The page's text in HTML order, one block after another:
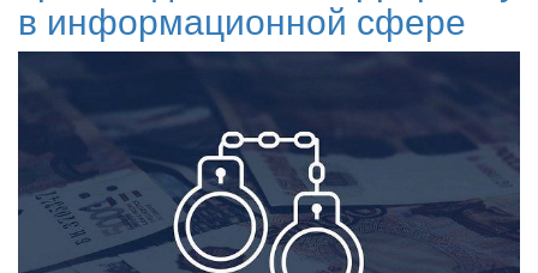
в информационной сфере